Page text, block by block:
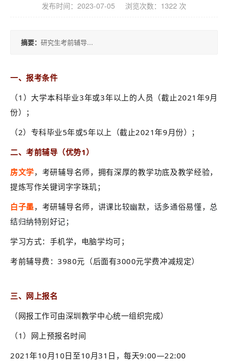
发布时间：2023-07-05 浏览次数：1322 次
摘要： 研究生考前辅导...
一、报考条件
（1）大学本科毕业3年或3年以上的人员（截止2021年9月
份）；
（2）专科毕业5年或5年以上（截止2021年9月份）；
二、考前辅导（优势1）
房文学，考研辅导名师，拥有深厚的教学功底及教学经验，
提炼写作关键词字字珠玑；
白子墨，考研辅导名师， 讲课比较幽默，话多通俗易懂，总
结归纳特别好记；
学习方式：手机学，电脑学均可；
考前辅导费：3980元（后面有3000元学费冲减规定）
三、网上报名
（网报工作可由深圳教学中心统一组织完成）
（1） 网上预报名时间
2021年10月10日至10月31日，每天9:00—22:00